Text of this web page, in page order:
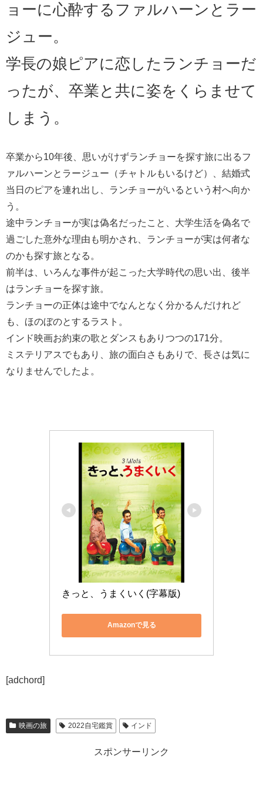
ョーに心酔するファルハーンとラー
ジュー。
学長の娘ピアに恋したランチョーだ
ったが、卒業と共に姿をくらませて
しまう。
卒業から10年後、思いがけずランチョーを探す旅に出るフ
ァルハーンとラージュー（チャトルもいるけど）、結婚式
当日のピアを連れ出し、ランチョーがいるという村へ向か
う。
途中ランチョーが実は偽名だったこと、大学生活を偽名で
過ごした意外な理由も明かされ、ランチョーが実は何者な
のかも探す旅となる。
前半は、いろんな事件が起こった大学時代の思い出、後半
はランチョーを探す旅。
ランチョーの正体は途中でなんとなく分かるんだけれど
も、ほのぼのとするラスト。
インド映画お約束の歌とダンスもありつつの171分。
ミステリアスでもあり、旅の面白さもありで、長さは気に
なりませんでしたよ。
きっと、うまくいく(字幕版)
Amazonで見る
[adchord]
映画の旅 2022自宅鑑賞 インド
スポンサーリンク